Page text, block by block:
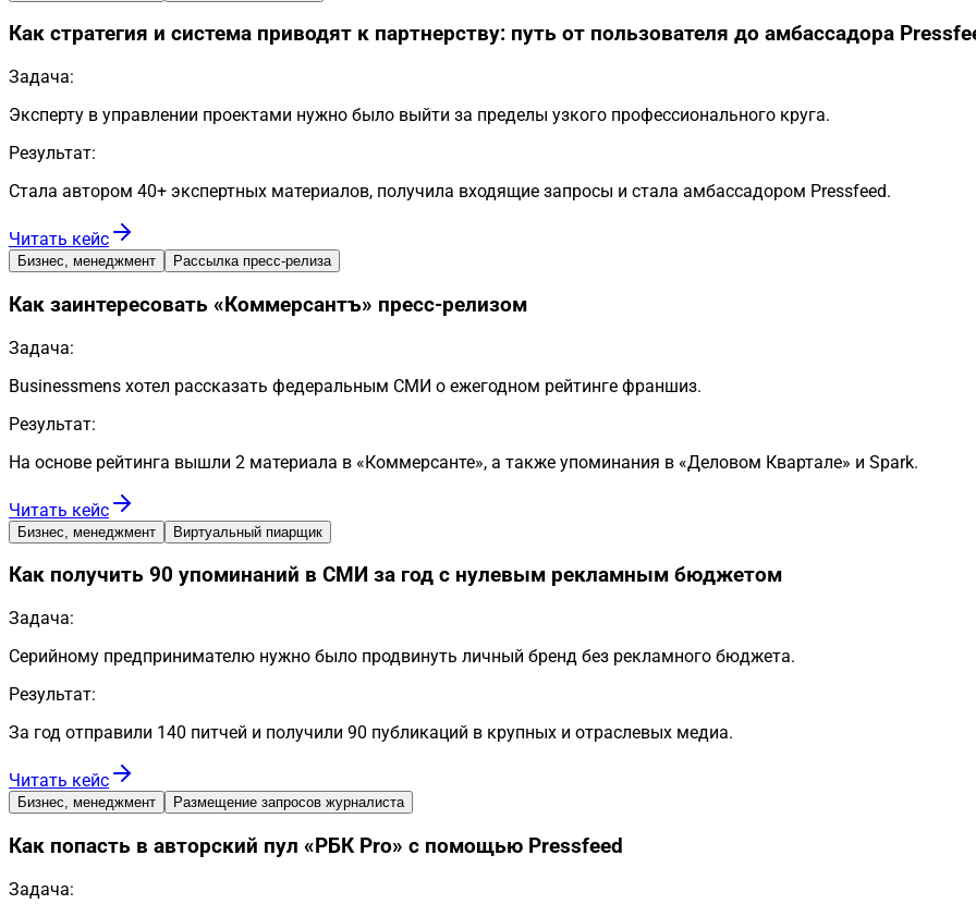
Как стратегия и система приводят к партнерству: путь от пользователя до амбассадора
Задача:
Эксперту в управлении проектами нужно было выйти за пределы узкого профессионального круга.
Результат:
Стала автором 40+ экспертных материалов, получила входящие запросы и стала амбассадором Pressfeed.
Читать кейс
Бизнес, менеджмент Рассылка пресс-релиза
Как заинтересовать «Коммерсантъ» пресс-релизом
Задача:
Businessmens хотел рассказать федеральным СМИ о ежегодном рейтинге франшиз.
Результат:
На основе рейтинга вышли 2 материала в «Коммерсанте», а также упоминания в «Деловом Квартале» и Spark.
Читать кейс
Бизнес, менеджмент Виртуальный пиарщик
Как получить 90 упоминаний в СМИ за год с нулевым рекламным бюджетом
Задача:
Серийному предпринимателю нужно было продвинуть личный бренд без рекламного бюджета.
Результат:
За год отправили 140 питчей и получили 90 публикаций в крупных и отраслевых медиа.
Читать кейс
Бизнес, менеджмент Размещение запросов журналиста
Как попасть в авторский пул «РБК Pro» с помощью Pressfeed
Задача: